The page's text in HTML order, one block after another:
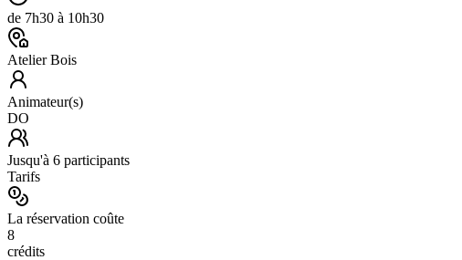
de 7h30 à 10h30
Atelier Bois
Animateur(s)
DO
Jusqu'à 6 participants
Tarifs
La réservation coûte
8
crédits